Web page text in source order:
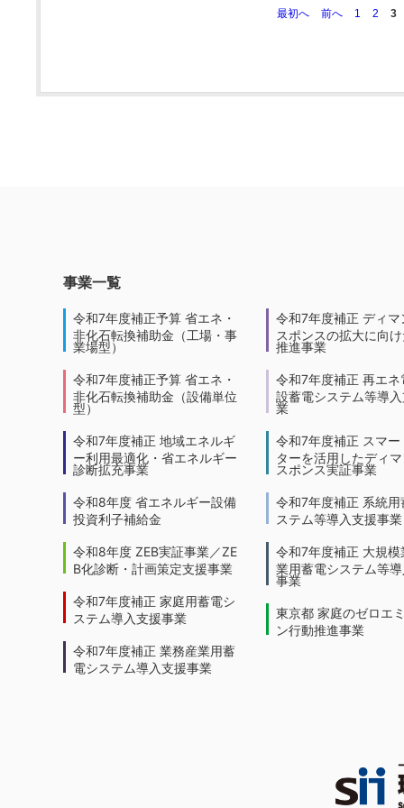
最初へ 前へ 1 2 3
事業一覧
令和7年度補正予算 省エネ・
非化石転換補助金（工場・事
業場型）
令和7年度補正予算 省エネ・
非化石転換補助金（設備単位
型）
令和7年度補正 地域エネルギ
ー利用最適化・省エネルギー
診断拡充事業
令和8年度 省エネルギー設備
投資利子補給金
令和8年度 ZEB実証事業／ZE
B化診断・計画策定支援事業
令和7年度補正 家庭用蓄電シ
ステム導入支援事業
令和7年度補正 業務産業用蓄
電システム導入支援事業
令和7年度補正 ディマ
スポンスの拡大に向
推進事業
令和7年度補正 再エネ
設蓄電システム等導
業
令和7年度補正 スマー
ターを活用したディ
スポンス実証事業
令和7年度補正 系統用
ステム等導入支援事業
令和7年度補正 大規模
業用蓄電システム等
事業
東京都 家庭のゼロエ
ン行動推進事業